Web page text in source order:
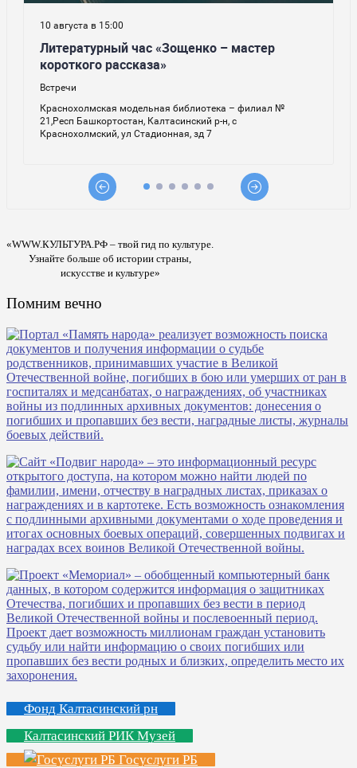
«WWW.КУЛЬТУРА.РФ – твой гид по культуре.
Узнайте больше об истории страны,
искусстве и культуре»
Помним вечно
Фонд Калтасинский рн
Калтасинский РИК Музей
Госуслуги РБ